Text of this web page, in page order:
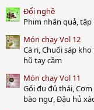
Đổi nghề
Phim nhân quả,
Món chay Vol 12
Cà ri, Chuối sáp
hũ tay cầm
Món chay Vol 11
Gỏi đu đủ thái,
bào ngư, Đậu hủ